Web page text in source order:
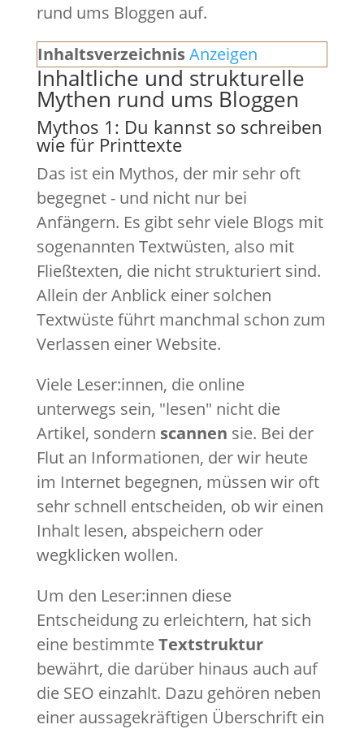
rund ums Bloggen auf.
InhaltsverzeichnisAnzeigen
Inhaltliche und strukturelle
Mythen rund ums Bloggen
Mythos 1: Du kannst so schreiben
wie für Printtexte
Das ist ein Mythos, der mir sehr oft
begegnet - und nicht nur bei
Anfängern. Es gibt sehr viele Blogs mit
sogenannten Textwüsten, also mit
Fließtexten, die nicht strukturiert sind.
Allein der Anblick einer solchen
Textwüste führt manchmal schon zum
Verlassen einer Website.
Viele Leser:innen, die online
unterwegs sein, "lesen" nicht die
Artikel, sondern scannen sie. Bei der
Flut an Informationen, der wir heute
im Internet begegnen, müssen wir oft
sehr schnell entscheiden, ob wir einen
Inhalt lesen, abspeichern oder
wegklicken wollen.
Um den Leser:innen diese
Entscheidung zu erleichtern, hat sich
eine bestimmteTextstruktur
bewährt, die darüber hinaus auch auf
die SEO einzahlt. Dazu gehören neben
einer aussagekräftigen Überschrift ein